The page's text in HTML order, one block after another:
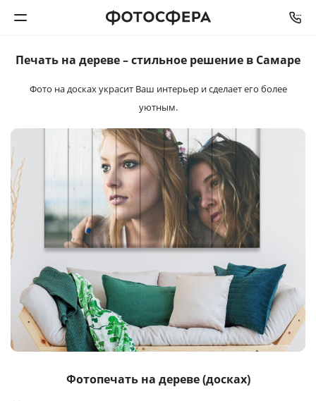
Календари
Интерьерная печать
Фотоподарки
Багетная мастерская
Полиграфия
Услуги и сервис
Печать на дереве –стильное решение в Самаре
Фото на досках украсит Ваш интерьер и сделает его более
уютным.
Фотопечать на дереве (досках)